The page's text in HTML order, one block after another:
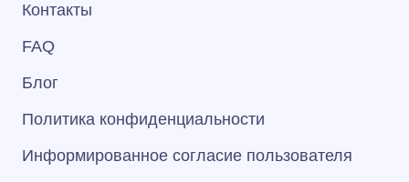
Контакты
FAQ
Блог
Политика конфиденциальности
Информированное согласие пользователя